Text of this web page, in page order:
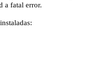
a fatal error.